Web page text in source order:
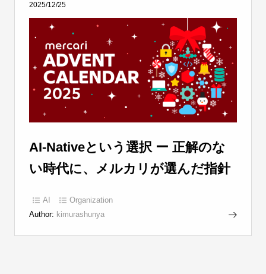
2025/12/25
AI-Nativeという選択 ー 正解のな
い時代に、メルカリが選んだ指針
AI
Organization
Author: kimurashunya